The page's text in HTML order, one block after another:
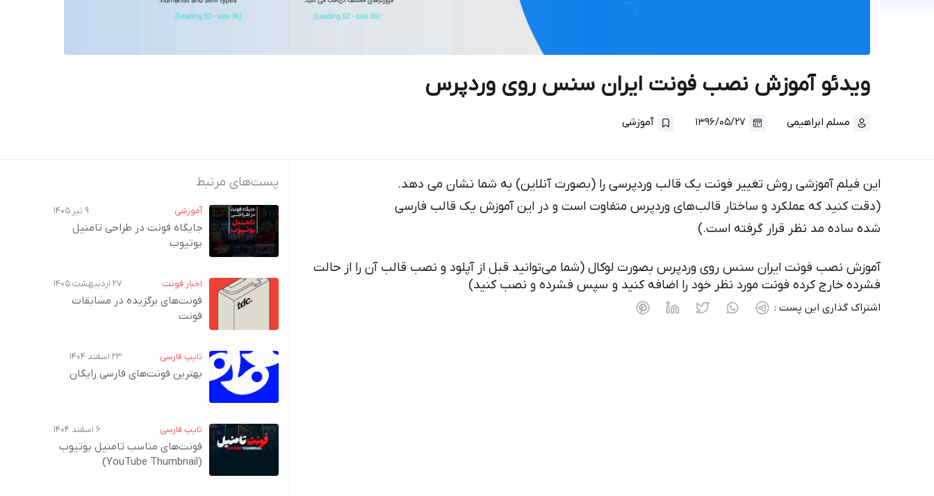
ویدئو آموزش نصب فونت ایران سنس روی وردپرس
مسلم ابراهیمی ۱۳۹۶/۰۵/۲۷ آموزشی
این فیلم آموزشی روش تغییر فونت یک قالب وردپرسی را (بصورت آنلاین) به شما نشان می دهد.
(دقت کنید که عملکرد و ساختار قالب‌های وردپرس متفاوت است و در این آموزش یک قالب فارسی
شده ساده مد نظر قرار گرفته است.)
آموزش نصب فونت ایران سنس روی وردپرس بصورت لوکال (شما می‌توانید قبل از آپلود و نصب قالب آن را از حالت
فشرده خارج کرده فونت مورد نظر خود را اضافه کنید و سپس فشرده و نصب کنید)
اشتراک گذاری این پست :
پست‌های مرتبط
آموزشی ۹ تیر ۱۴۰۵
جایگاه فونت در طراحی تامنیل
یوتیوب
اخبار فونت ۲۷ اردیبهشت ۱۴۰۵
فونت‌های برگزیده در مسابقات
فونت
تایپ فارسی ۲۳ اسفند ۱۴۰۴
بهترین فونت‌های فارسی رایگان
تایپ فارسی ۶ اسفند ۱۴۰۴
فونت‌های مناسب تامنیل یوتیوب
(YouTube Thumbnail)